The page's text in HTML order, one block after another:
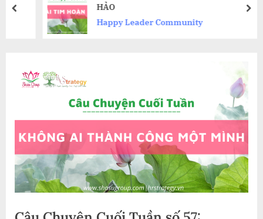
HẢO
Happy Leader Community
prev